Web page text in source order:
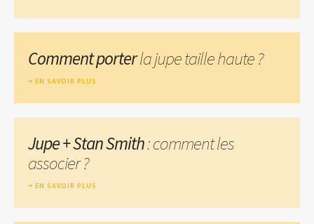
Comment porterla jupe taille haute ?
EN SAVOIR PLUS
Jupe + Stan Smith: comment les
associer ?
EN SAVOIR PLUS